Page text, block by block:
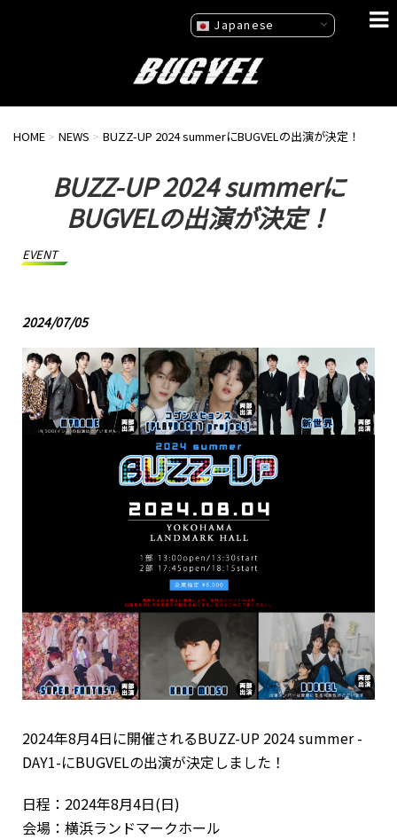
HOME > NEWS > BUZZ-UP 2024 summerにBUGVELの出演が決定！
BUZZ-UP 2024 summerに
BUGVELの出演が決定！
EVENT
2024/07/05
2024年8月4日に開催されるBUZZ-UP 2024 summer -
DAY1-にBUGVELの出演が決定しました！
日程：2024年8月4日(日)
会場：横浜ランドマークホール
Japanese